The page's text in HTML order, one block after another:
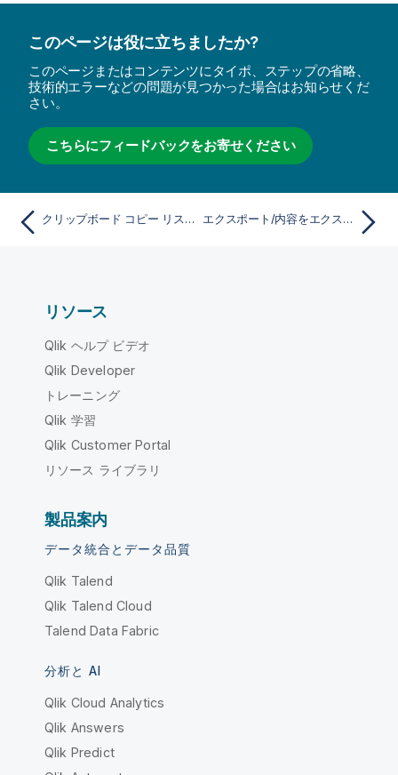
このページは役に立ちましたか?
このページまたはコンテンツにタイポ、ステップの省略、
技術的エラーなどの問題が見つかった場合はお知らせくだ
さい。
こちらにフィードバックをお寄せください
クリップボード コピー リスト エクスポート/内容をエクスポート
リソース
Qlik ヘルプ ビデオ
Qlik Developer
トレーニング
Qlik 学習
Qlik Customer Portal
リソース ライブラリ
製品案内
データ統合とデータ品質
Qlik Talend
Qlik Talend Cloud
Talend Data Fabric
分析と AI
Qlik Cloud Analytics
Qlik Answers
Qlik Predict